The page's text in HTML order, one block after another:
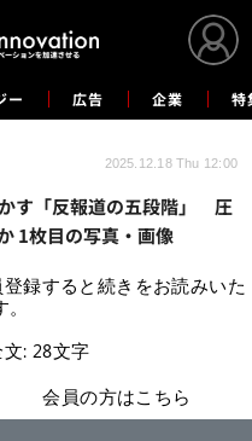
ー 広告 企業 特
す「反報道の五段階」 圧
1枚目の写真・画像
2025.12.18 Thu 12:00
録すると続きをお読みいた
: 28文字
会員の方はこちら